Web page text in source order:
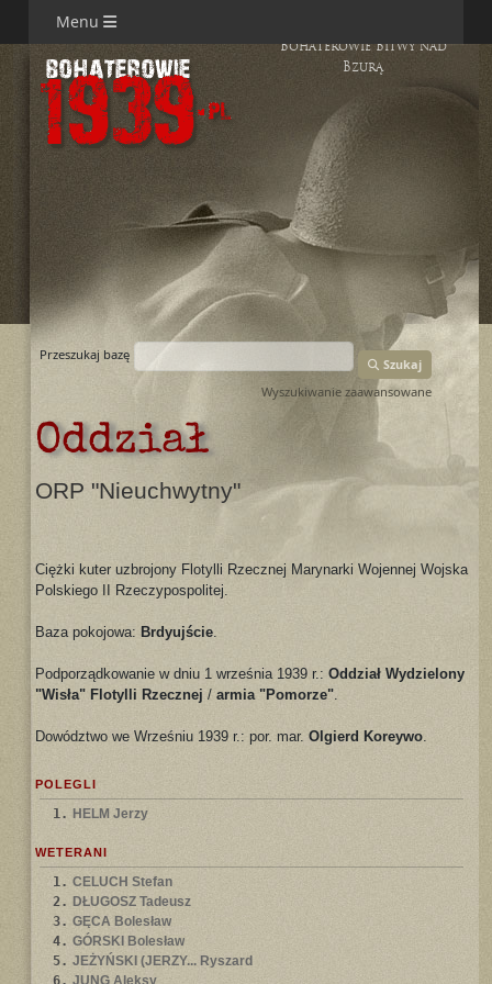
Menu
Bohaterowie Bitwy nad
Bzurą
Przeszukaj bazę
Szukaj
Wyszukiwanie zaawansowane
Oddział
ORP "Nieuchwytny"
Ciężki kuter uzbrojony Flotylli Rzecznej Marynarki Wojennej Wojska
Polskiego II Rzeczypospolitej.
Baza pokojowa: Brdyujście.
Podporządkowanie w dniu 1 września 1939 r.: Oddział Wydzielony
"Wisła" Flotylli Rzecznej / armia "Pomorze".
Dowództwo we Wrześniu 1939 r.: por. mar. Olgierd Koreywo.
POLEGLI
1. HELM Jerzy
WETERANI
1. CELUCH Stefan
2. DŁUGOSZ Tadeusz
3. GĘCA Bolesław
4. GÓRSKI Bolesław
5. JEŻYŃSKI (JERZY... Ryszard
6. JUNG Aleksy